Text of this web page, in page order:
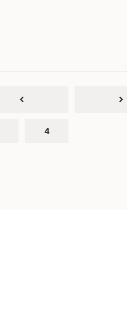
chevron_left chevron_right
4